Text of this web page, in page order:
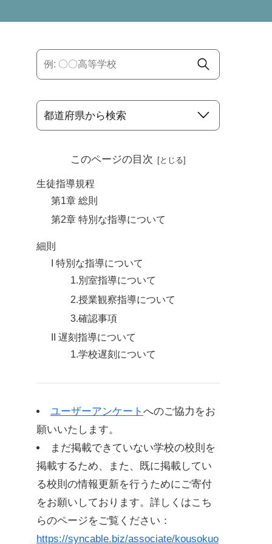
このページの目次
生徒指導規程
第1章 総則
第2章 特別な指導について
細則
I 特別な指導について
1.別室指導について
2.授業観察指導について
3.確認事項
II 遅刻指導について
1.学校遅刻について
指導について
1.基本ルール
2.携帯電話・ノートパソコンを校
内で無断使用していた場合の指導
内容
3.指導上の留意点
IV 服装・頭髪の指導について
1 服装の指導について
ユーザーアンケート へのご協力をお
願いいたします。
まだ掲載できていない学校の校則を
掲載するため、また、既に掲載してい
る校則の情報更新を行うためにご寄付
をお願いしております。詳しくはこち
らのページをご覧ください：
https://syncable.biz/associate/kousokuo